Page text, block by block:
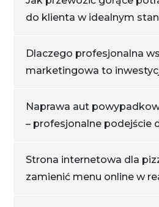
do klienta w idealnym
Dlaczego profesjonalna
marketingowa to
Naprawa aut
– profesjonalne podejście
Strona internetowa dla
zamienić menu online w